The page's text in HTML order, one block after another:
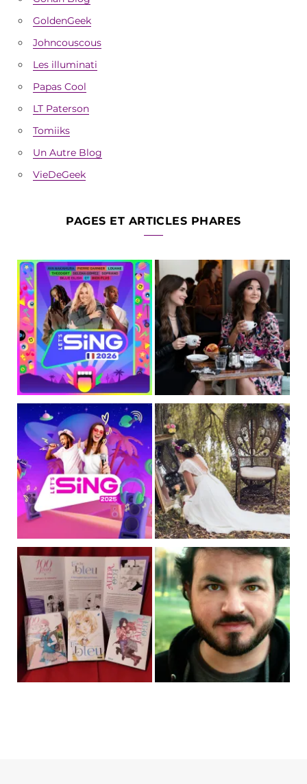
GoldenGeek
Johncouscous
Les illuminati
Papas Cool
LT Paterson
Tomiiks
Un Autre Blog
VieDeGeek
PAGES ET ARTICLES PHARES